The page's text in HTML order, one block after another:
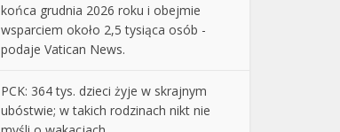
końca grudnia 2026 roku i obejmie
wsparciem około 2,5 tysiąca osób -
podaje Vatican News.
PCK: 364 tys. dzieci żyje w skrajnym
ubóstwie; w takich rodzinach nikt nie